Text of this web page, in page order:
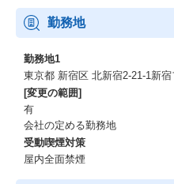
管理まで、採用プロセスの中心
会うことができます。
自分の提案や行動が、企業の
そんな手応えを日々感じられる
多様な業界・職種に関われる：
レジェンダは、業界トップクラ
界・規模の企業の採用を支援し
1社の人事では得られない、幅
つけられるのが大きな魅力です。
異なる採用課題に向き合う中で
勤務地
勤務地1
東京都 新宿区 北新宿2-21-1新
[変更の範囲]
有
会社の定める勤務地
受動喫煙対策
屋内全面禁煙